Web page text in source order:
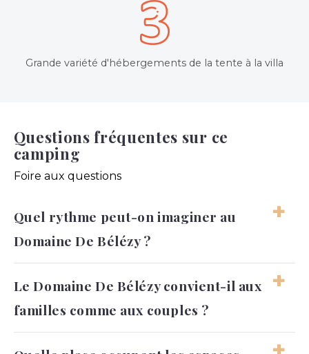
Grande variété d'hébergements de la tente à la villa
Questions fréquentes sur ce
camping
Foire aux questions
Quel rythme peut-on imaginer au
Domaine De Bélézy ?
naturel et très libre. Il convient aux
vacanciers qui aiment prendre le temps,
Le Domaine De Bélézy convient-il aux
familles comme aux couples ?